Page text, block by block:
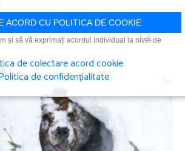
ACORD CU POLITICA DE COOKIE
și să vă exprimați acordul individual la nivel de
de colectare acord cookie
de confidențialitate